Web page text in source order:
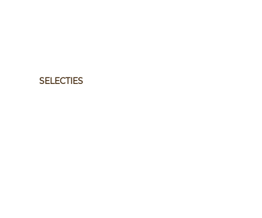
SELECTIES